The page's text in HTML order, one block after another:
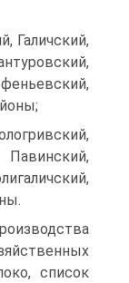
Галичский,
список